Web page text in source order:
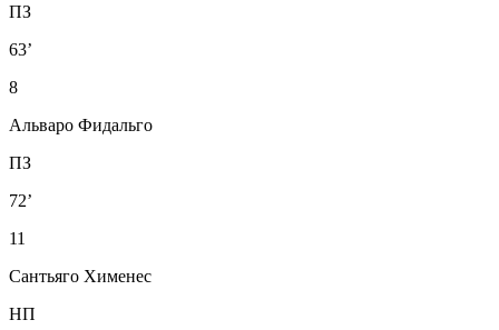
ПЗ
63’
8
Альваро Фидальго
ПЗ
72’
11
Сантьяго Хименес
НП